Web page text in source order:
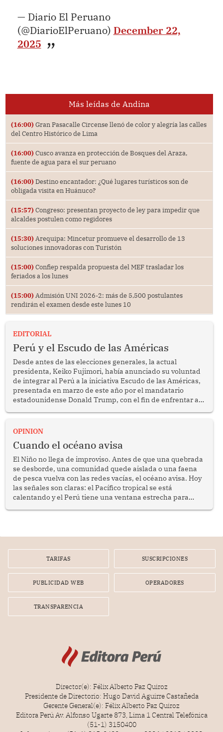
— Diario El Peruano
(@DiarioElPeruano) December 22,
2025
Más leídas de Andina
(16:00) Gran Pasacalle Circense llenó de color y alegría las calles
del Centro Histórico de Lima
(16:00) Cusco avanza en protección de Bosques del Araza,
fuente de agua para el sur peruano
(16:00) Destino encantador: ¿Qué lugares turísticos son de
obligada visita en Huánuco?
(15:57) Congreso: presentan proyecto de ley para impedir que
alcaldes postulen como regidores
(15:30) Arequipa: Mincetur promueve el desarrollo de 13
soluciones innovadoras con Turistón
(15:00) Confiep respalda propuesta del MEF trasladar los
feriados a los lunes
(15:00) Admisión UNI 2026-2: más de 5,500 postulantes
rendirán el examen desde este lunes 10
EDITORIAL
Perú y el Escudo de las Américas
Desde antes de las elecciones generales, la actual
presidenta, Keiko Fujimori, había anunciado su voluntad
de integrar al Perú a la iniciativa Escudo de las Américas,
presentada en marzo de este año por el mandatario
estadounidense Donald Trump, con el fin de enfrentar al
OPINION
Cuando el océano avisa
El Niño no llega de improviso. Antes de que una quebrada
se desborde, una comunidad quede aislada o una faena
de pesca vuelva con las redes vacías, el océano avisa. Hoy
las señales son claras: el Pacífico tropical se está
calentando y el Perú tiene una ventana estrecha para
TARIFAS SUSCRIPCIONES
PUBLICIDAD WEB OPERADORES
TRANSPARENCIA
Director(e): Félix Alberto Paz Quiroz
Presidente de Directorio: Hugo David Aguirre Castañeda
Gerente General(e): Félix Alberto Paz Quiroz
Editora Perú Av. Alfonso Ugarte 873, Lima 1 Central Telefónica
(51-1) 3150400